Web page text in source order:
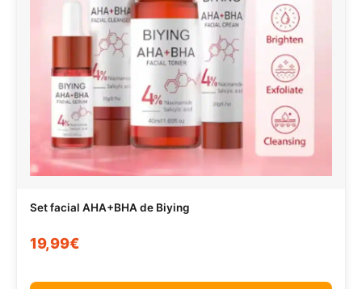
Set facial AHA+BHA de Biying
19,99€